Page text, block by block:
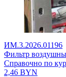
ИМ.3.2026.01196
Фильтр
Справочно по
2,46 BYN